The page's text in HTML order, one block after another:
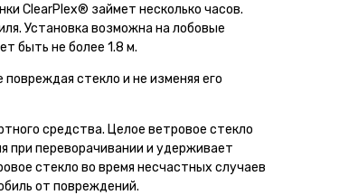
ClearPlex® займет несколько часов.
Установка возможна на лобовые
быть не более 1.8 м.
стекло и не изменяя его
средства. Целое ветровое стекло
при переворачивании и удерживает
стекло во время несчастных случаев
от повреждений.